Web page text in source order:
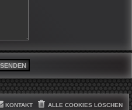
ALLE COOKIES LÖSCHEN
KONTAKT